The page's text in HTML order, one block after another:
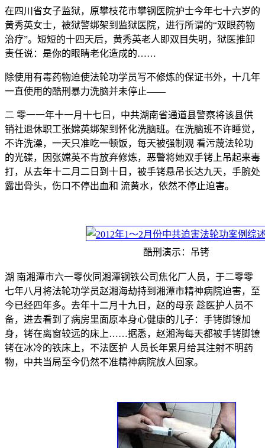
在四川省女子监狱，原攀枝花市攀钢医院护士今年七十六岁的
黄秀英女士，被狱警绑架到监狱医院，进行所谓的“双眼药物
治疗”。短短的十四天后，黄秀英老人即双目失明，狱医推卸
责任说：是你的眼睛老化造成的……
除使用有毒药物迫使法轮功学员写不修炼的保证书外，十几年
一直使用的酷刑暴力洗脑并未停止——
二 零一一年十一月十七日，中共湖南省通道县警察将该县供
销社退休职工张嫦英绑架到怀化洗脑班。在洗脑班不许睡觉，
不许洗澡，一天只准吃一顿饭，每天被强制观 看污蔑法轮功
的光碟，因张嫦英不肯放弃修炼，恶警将她双手铐上吊起来毒
打，从去年十二月二日到十日，被手铐悬吊长达九天，手腕处
露出骨头，伤口不停出血和 流黄水，依然不停止迫害。
酷刑演示：吊铐
湖 南湘潭市六一零伙同湘潭钢铁公司焦化厂人员，于二零零
七年八月将法轮功学员赵湘海劫持到湘潭市精神病院迫害，至
今已经四年多。去年十二月十九日，赵的母亲 趁医护人员不
备，进去看到了病房里面原本身心健康的儿子：手铐脚镣加
身，铐在离窗较远的床上……据悉，赵湘海每天都被手铐脚镣
铐在冰冷的铁床上，不法医护 人员长年累月给其注射不明药
物，中共当局至今仍然不准精神病院放人回家。